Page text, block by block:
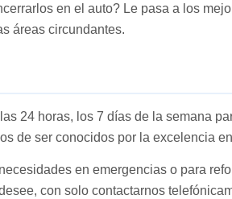
en el auto? Le pasa a los
áreas circundantes.
24 horas, los 7 días de la semana
de ser conocidos por la excelencia
en emergencias o para
con solo contactarnos